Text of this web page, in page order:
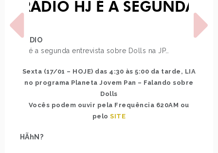
RÁDIO HJ É A SEGUNDA
RÁDIO
Hj é a segunda entrevista sobre Dolls na JP…
Sexta (17/01 – HOJE) das 4:30 às 5:00 da tarde, LIA
no programa Planeta Jovem Pan – Falando sobre
Dolls
Vocês podem ouvir pela Frequência 620AM ou
peloSITE
HÃhN?
POST ANTERIOR
TOU PASSADA CARA-DE-
PRÓXIMO POST
LEGO COMO DIRIAM OS
MENINOS